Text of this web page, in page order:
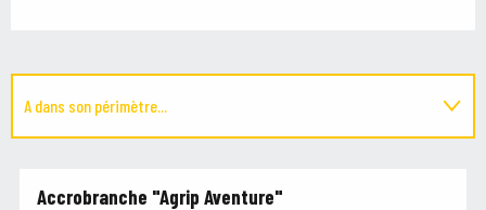
A dans son périmètre...
Accrobranche "Agrip Aventure"